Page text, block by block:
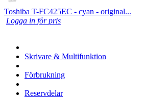
Toshiba T-FC425EC - cyan - original...
Logga in för pris
Skrivare & Multifunktion
Förbrukning
Reservdelar